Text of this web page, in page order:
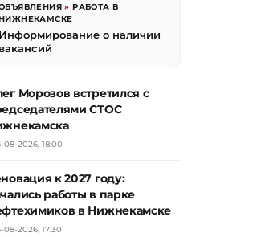
»РАБОТА В
Информирование о наличии
вакансий
Морозов встретился с
СТОС
08-2026, 18:00
к 2027 году:
работы в парке
в Нижнекамске
08-2026, 17:30